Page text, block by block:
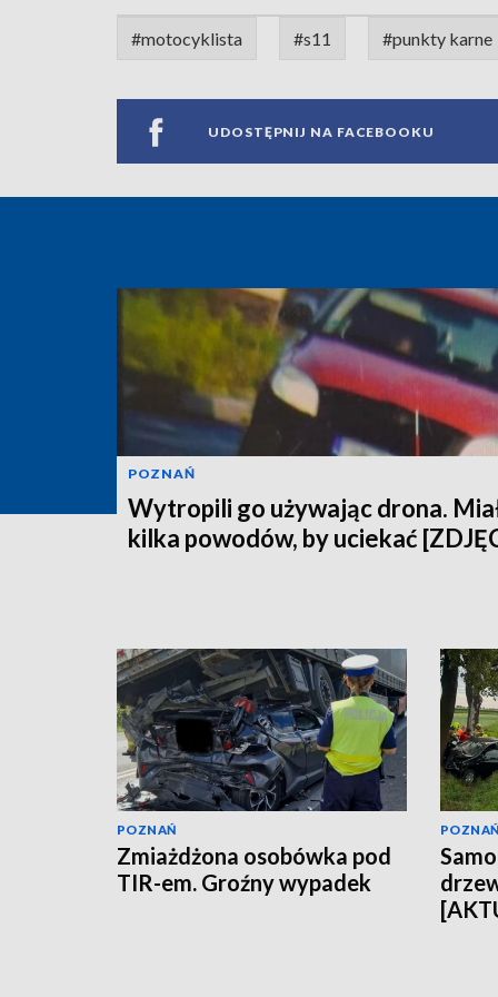
#motocyklista #s11 #punkty karne
UDOSTĘPNIJ NA FACEBOOKU
POZNAŃ
Wytropili go używając drona.
kilka powodów, by uciekać
POZNAŃ
Zmiażdżona osobówka pod
TIR-em. Groźny wypadek
POZNAŃ